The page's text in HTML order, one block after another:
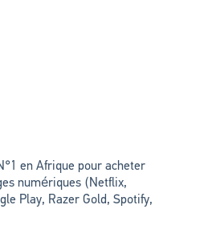
en Afrique pour acheter
numériques (Netflix,
Play, Razer Gold, Spotify,